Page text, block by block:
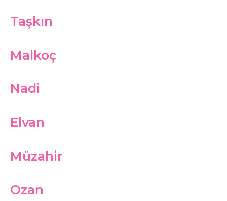
Taşkın
Malkoç
Nadi
Elvan
Müzahir
Ozan